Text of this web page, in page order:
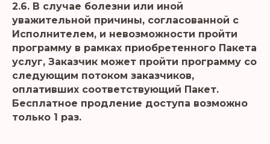
2.6. В случае болезни или иной
уважительной причины, согласованной с
Исполнителем, и невозможности пройти
программу в рамках приобретенного Пакета
услуг, Заказчик может пройти программу со
следующим потоком заказчиков,
оплативших соответствующий Пакет.
Бесплатное продление доступа возможно
только 1 раз.